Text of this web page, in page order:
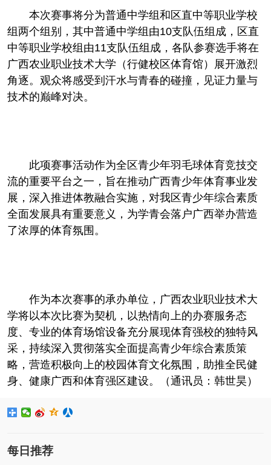
本次赛事将分为普通中学组和区直中等职业学校
组两个组别，其中普通中学组由10支队伍组成，区直
中等职业学校组由11支队伍组成，各队参赛选手将在
广西农业职业技术大学（行健校区体育馆）展开激烈
角逐。观众将感受到汗水与青春的碰撞，见证力量与
技术的巅峰对决。
此项赛事活动作为全区青少年羽毛球体育竞技交
流的重要平台之一，旨在推动广西青少年体育事业发
展，深入推进体教融合实施，对我区青少年综合素质
全面发展具有重要意义，为学青会落户广西举办营造
了浓厚的体育氛围。
作为本次赛事的承办单位，广西农业职业技术大
学将以本次比赛为契机，以热情向上的办赛服务态
度、专业的体育场馆设备充分展现体育强校的独特风
采，持续深入 贯彻落实全面提高青少年综合素质策
略，营造积极向上的校园体育文化氛围，助推全民健
身、健康广西和体育强区建设。（通讯员：韩世昊）
每日推荐